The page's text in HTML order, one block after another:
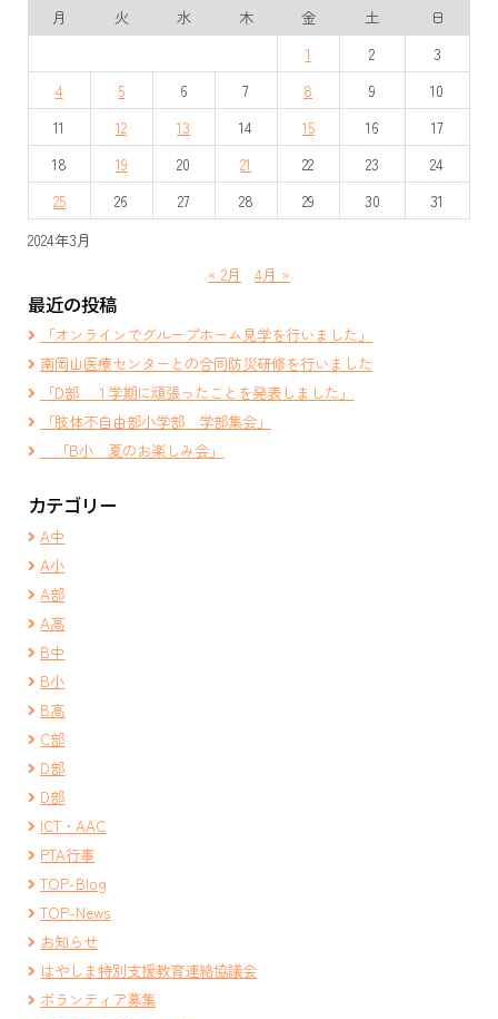
ゲ
ー
シ
ョ
ン
2024年3月
月 火 水 木 金 土
日
1
2
3
4
5 6 7 8 9
10
11
12 13 14 15 16
17
18
19 20 21 22 23
24
25
26 27 28 29 30 31
« 2月 4月 »
最近の投稿
「オンラインでグループホーム見学を行いました」
南岡山医療センターとの合同防災研修を行いました
「D部 １学期に頑張ったことを発表しました」
「肢体不自由部小学部 学部集会」
「B小 夏のお楽しみ会」
カテゴリー
A中
A小
A部
A高
B中
B小
B高
C部
D部
D部
ICT・AAC
PTA行事
TOP-Blog
TOP-News
お知らせ
はやしま特別支援教育連絡協議会
ボランティア募集